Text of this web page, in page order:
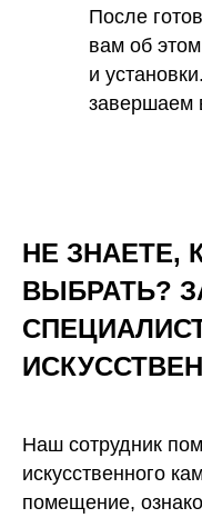
После
вам об
и
завершаем
НЕ ЗНАЕТЕ,
ВЫБРАТЬ?
Наш сотрудник
искусственного
помещение,